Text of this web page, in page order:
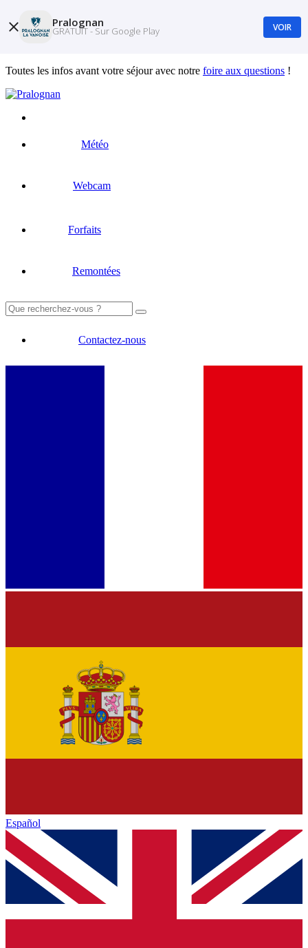
Toutes les infos avant votre séjour avec notre foire aux questions !
Météo
Webcam
Forfaits
Remontées
Rechercher :
Contactez-nous
Español
Pralognan
GRATUIT - Sur Google Play VOIR